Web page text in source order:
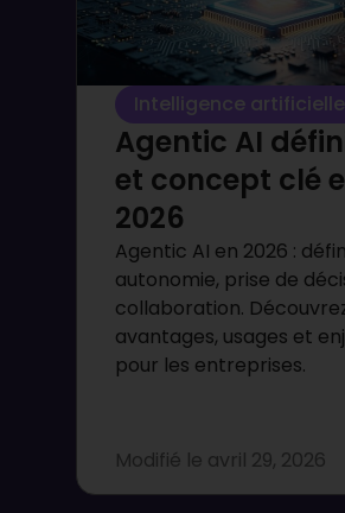
Intelligence artificielle
Agentic AI
et concept clé
2026
Agentic AI en 2026 :
autonomie, prise de
collaboration.
avantages, usages et
pour les entreprises.
Modifié le avril 29, 2026